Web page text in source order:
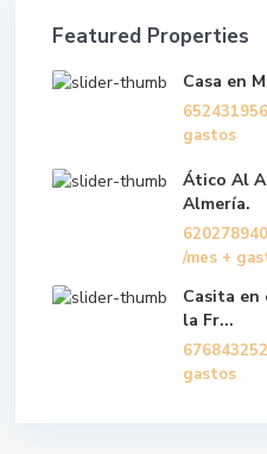
Featured Properties
Casa en
gastos
Ático Al
Almería.
/mes +
Casita en
la Fr...
gastos